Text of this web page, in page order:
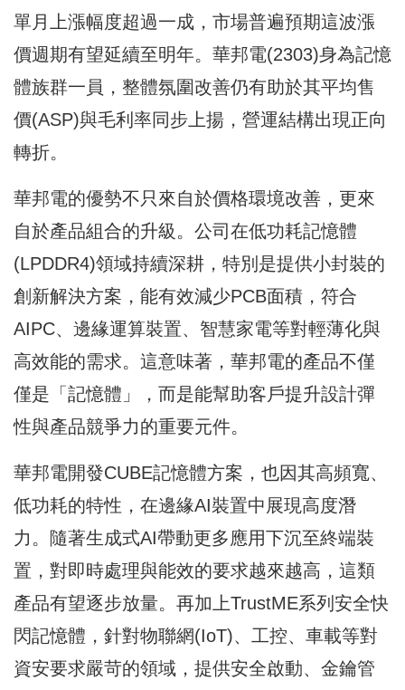
單月上漲幅度超過一成，市場普遍預期這波漲
價週期有望延續至明年。華邦電(2303)身為記憶
體族群一員，整體氛圍改善仍有助於其平均售
價(ASP)與毛利率同步上揚，營運結構出現正向
轉折。
華邦電的優勢不只來自於價格環境改善，更來
自於產品組合的升級。公司在低功耗記憶體
(LPDDR4)領域持續深耕，特別是提供小封裝的
創新解決方案，能有效減少PCB面積，符合
AIPC、邊緣運算裝置、智慧家電等對輕薄化與
高效能的需求。這意味著，華邦電的產品不僅
僅是「記憶體」，而是能幫助客戶提升設計彈
性與產品競爭力的重要元件。
華邦電開發CUBE記憶體方案，也因其高頻寬、
低功耗的特性，在邊緣AI裝置中展現高度潛
力。隨著生成式AI帶動更多應用下沉至終端裝
置，對即時處理與能效的要求越來越高，這類
產品有望逐步放量。再加上TrustME系列安全快
閃記憶體，針對物聯網(IoT)、工控、車載等對
資安要求嚴苛的領域，提供安全啟動、金鑰管